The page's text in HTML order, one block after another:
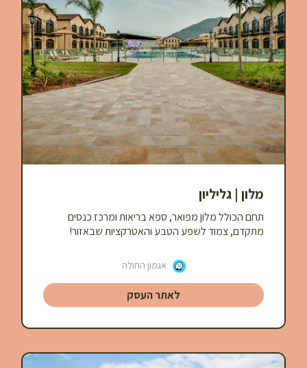
מלון | גליליון
תחם הכולל מלון מפואר, ספא בריאות ומרכז כנסים
מתקדם, צמוד לשפע הטבע והאטרקציות שבאזור!
אגמון החולה
לאתר העסק